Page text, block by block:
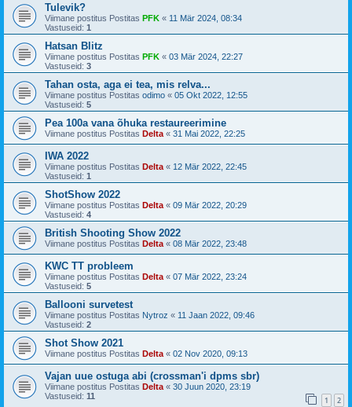
Tulevik?
Viimane postitus Postitas PFK « 11 Mär 2024, 08:34
Vastuseid: 1
Hatsan Blitz
Viimane postitus Postitas PFK « 03 Mär 2024, 22:27
Vastuseid: 3
Tahan osta, aga ei tea, mis relva...
Viimane postitus Postitas odimo « 05 Okt 2022, 12:55
Vastuseid: 5
Pea 100a vana õhuka restaureerimine
Viimane postitus Postitas Delta « 31 Mai 2022, 22:25
IWA 2022
Viimane postitus Postitas Delta « 12 Mär 2022, 22:45
Vastuseid: 1
ShotShow 2022
Viimane postitus Postitas Delta « 09 Mär 2022, 20:29
Vastuseid: 4
British Shooting Show 2022
Viimane postitus Postitas Delta « 08 Mär 2022, 23:48
KWC TT probleem
Viimane postitus Postitas Delta « 07 Mär 2022, 23:24
Vastuseid: 5
Ballooni survetest
Viimane postitus Postitas Nytroz « 11 Jaan 2022, 09:46
Vastuseid: 2
Shot Show 2021
Viimane postitus Postitas Delta « 02 Nov 2020, 09:13
Vajan uue ostuga abi (crossman'i dpms sbr)
Viimane postitus Postitas Delta « 30 Juun 2020, 23:19
Vastuseid: 11 1 2